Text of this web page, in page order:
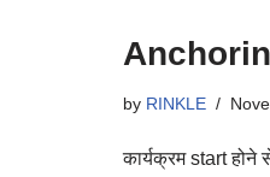
by RINKLE
कार्यक्रम start